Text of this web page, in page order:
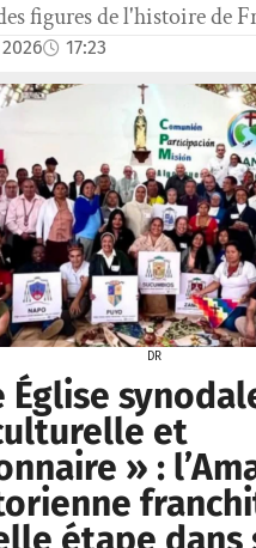
figures de l'histoire de
17:23
DR
Église
et
» :